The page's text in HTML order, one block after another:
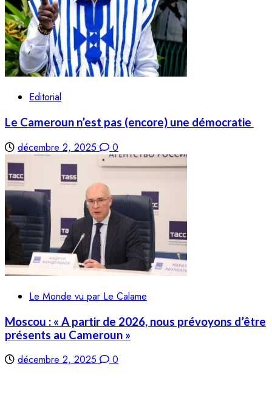
Editorial
Le Cameroun n’est pas (encore) une démocratie
décembre 2, 2025 0
Le Monde vu par Le Calame
Moscou : « A partir de 2026, nous prévoyons d’être
présents au Cameroun »
décembre 2, 2025 0